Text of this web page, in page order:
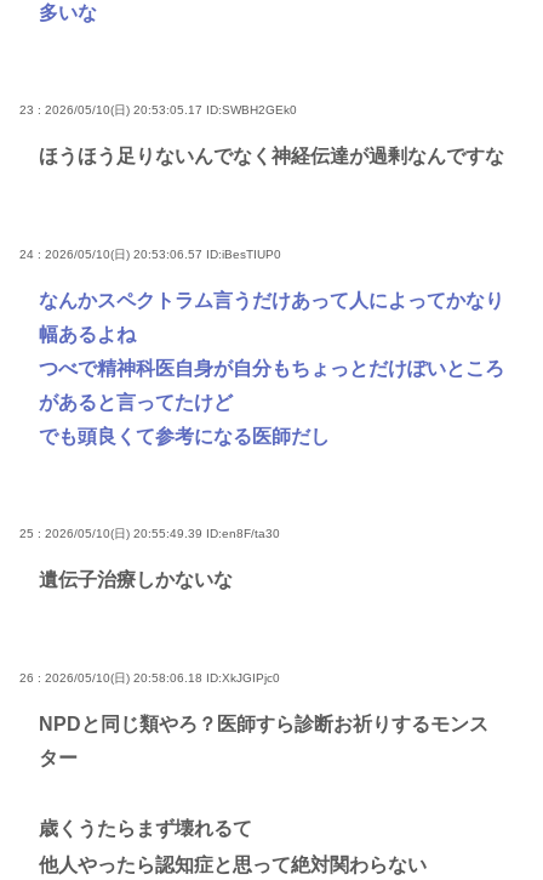
多いな
23 : 2026/05/10(日) 20:53:05.17 ID:SWBH2GEk0
ほうほう足りないんでなく神経伝達が過剰なんですな
24 : 2026/05/10(日) 20:53:06.57 ID:iBesTIUP0
なんかスペクトラム言うだけあって人によってかなり
幅あるよね
つべで精神科医自身が自分もちょっとだけぽいところ
があると言ってたけど
でも頭良くて参考になる医師だし
25 : 2026/05/10(日) 20:55:49.39 ID:en8F/ta30
遺伝子治療しかないな
26 : 2026/05/10(日) 20:58:06.18 ID:XkJGIPjc0
NPDと同じ類やろ？医師すら診断お祈りするモンス
ター
歳くうたらまず壊れるて
他人やったら認知症と思って絶対関わらない